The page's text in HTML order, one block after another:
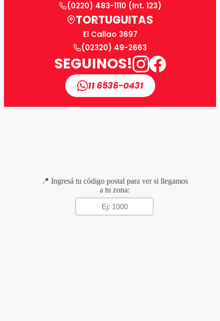
(0220) 483-1110 (Int. 123)
TORTUGUITAS
El Callao 3697
(02320) 49-2663
SEGUINOS!
11 6536-0431
📍 Ingresá tu código postal para ver si llegamos
a tu zona: